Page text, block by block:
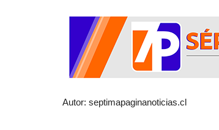
Autor: septimapaginanoticias.cl
A cinco